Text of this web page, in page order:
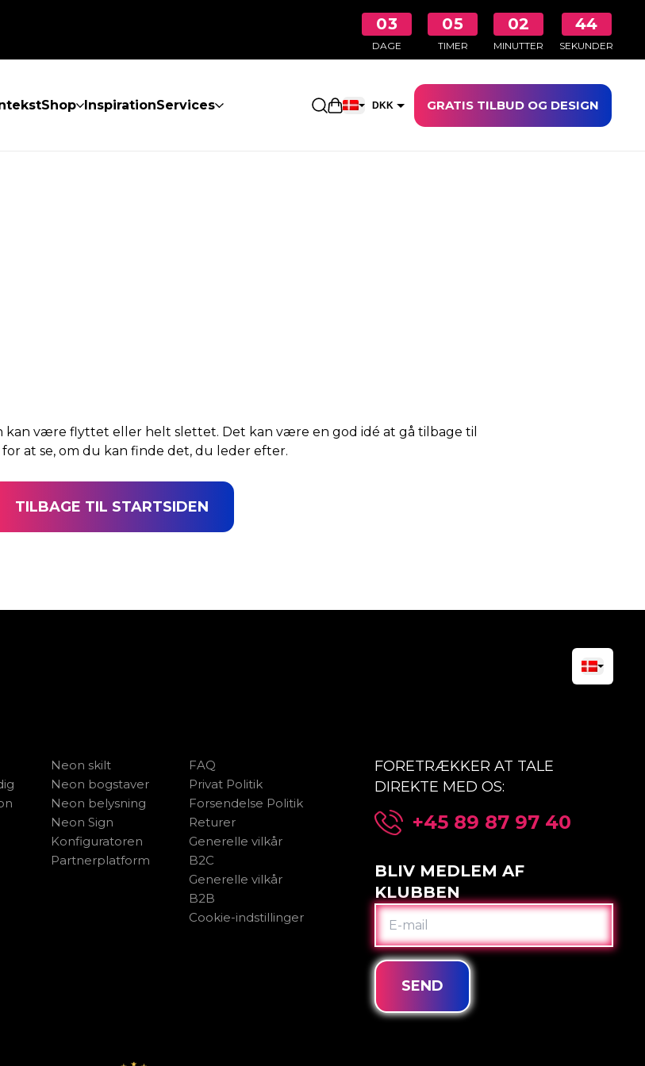
03
DAGE
05
TIMER
02
MINUTTER
43
SEKUNDER
Shop InspirationServices Åbn indkøbskurven
DKK GRATIS TILBUD OG DESIGN
kan være flyttet eller helt slettet. Det kan være en god idé at gå tilbage til
at se, om du kan finde det, du leder efter.
TILBAGE TIL STARTSIDEN
Neon skilt
Neon bogstaver
Neon belysning
Neon Sign
Konfiguratoren
Partnerplatform
FAQ
Privat Politik
Forsendelse Politik
Returer
Generelle vilkår
B2C
Generelle vilkår
B2B
Cookie-indstillinger
FORETRÆKKER AT TALE
DIREKTE MED OS:
+45 89 87 97 40
BLIV MEDLEM AF
KLUBBEN
E-
MAIL
SEND